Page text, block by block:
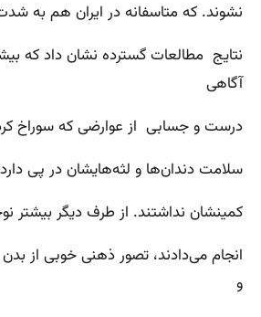
نشوند. که متاسفانه در ایران هم به
نتایج مطالعات گسترده نشان داد که
آگاهی
درست و جسابی از عوارضی که سوراخ
سلامت دندان‌ها و لثه‌هایشان در پی
کمینشان نداشتند. از طرف دیگر بیشتر
انجام می‌دادند، تصور ذهنی خوبی از
و